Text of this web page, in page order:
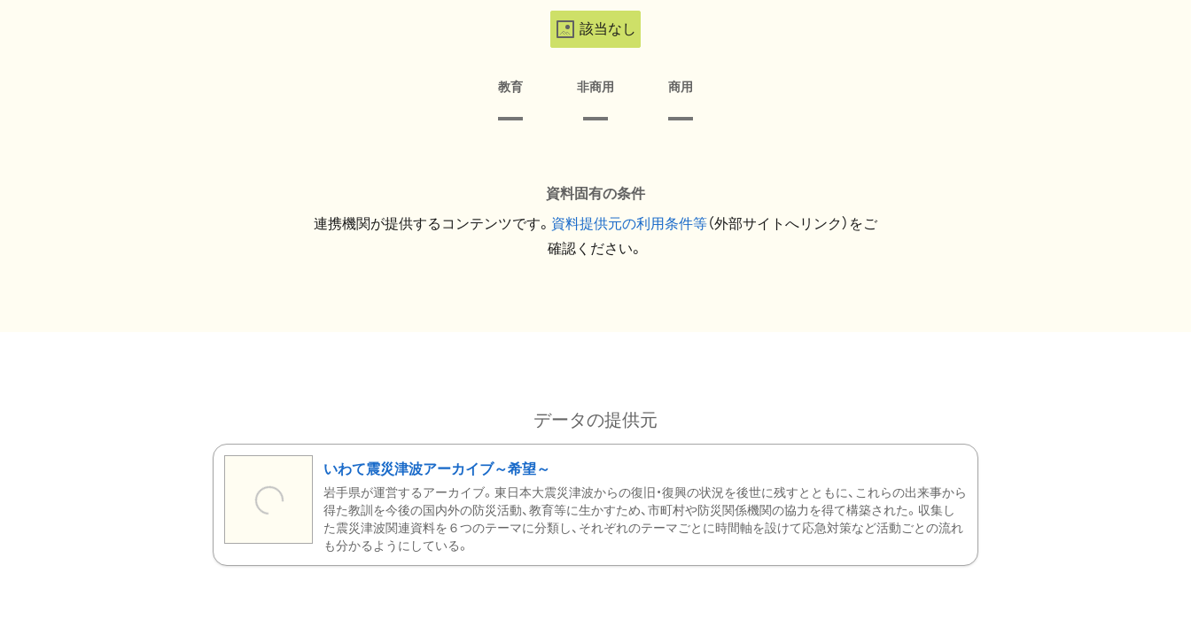
該当なし
教育 非商用 商用
資料固有の条件
連携機関が提供するコンテンツです。 資料提供元の利用条件等（外部サイトへリンク）をご
確認ください。
データの提供元
いわて震災津波アーカイブ～希望～
岩手県が運営するアーカイブ。東日本大震災津波からの復旧・復興の状況を後世に残すとともに、これらの出来事から
得た教訓を今後の国内外の防災活動、教育等に生かすため、市町村や防災関係機関の協力を得て構築された。収集し
た震災津波関連資料を６つのテーマに分類し、それぞれのテーマごとに時間軸を設けて応急対策など活動ごとの流れ
も分かるようにしている。